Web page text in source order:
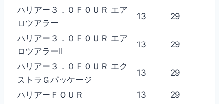
ハリアー３．０ＦＯＵＲ エア
ロツアラー
13 29
ハリアー３．０ＦＯＵＲ エア
ロツアラーII
13 29
ハリアー３．０ＦＯＵＲ エク
ストラＧパッケージ
13 29
ハリアーＦＯＵＲ 13
29